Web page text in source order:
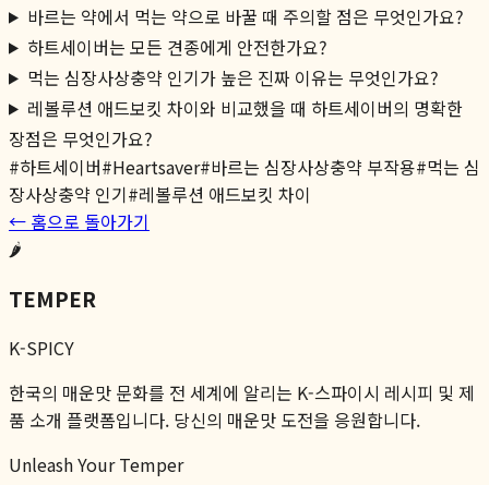
바르는 약에서 먹는 약으로 바꿀 때 주의할 점은 무엇인가요?
하트세이버는 모든 견종에게 안전한가요?
먹는 심장사상충약 인기가 높은 진짜 이유는 무엇인가요?
레볼루션 애드보킷 차이와 비교했을 때 하트세이버의 명확한
장점은 무엇인가요?
#하트세이버#Heartsaver#바르는 심장사상충약 부작용#먹는 심
장사상충약 인기#레볼루션 애드보킷 차이
← 홈으로 돌아가기
🌶️
TEMPER
K-SPICY
한국의 매운맛 문화를 전 세계에 알리는 K-스파이시 레시피 및 제
품 소개 플랫폼입니다. 당신의 매운맛 도전을 응원합니다.
Unleash Your Temper